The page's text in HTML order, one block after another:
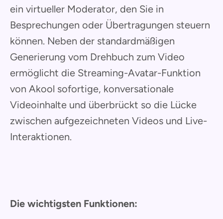
ein virtueller Moderator, den Sie in
Besprechungen oder Übertragungen steuern
können. Neben der standardmäßigen
Generierung vom Drehbuch zum Video
ermöglicht die Streaming-Avatar-Funktion
von Akool sofortige, konversationale
Videoinhalte und überbrückt so die Lücke
zwischen aufgezeichneten Videos und Live-
Interaktionen.
Die wichtigsten Funktionen: